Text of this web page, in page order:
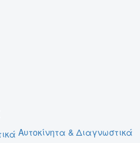
Αυτοκίνητα & Διαγνωστικά